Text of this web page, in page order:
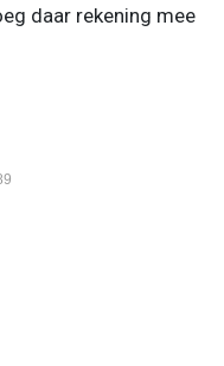
daar rekening mee